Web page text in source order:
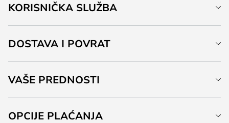
KORISNIČKA SLUŽBA
DOSTAVA I POVRAT
VAŠE PREDNOSTI
OPCIJE PLAĆANJA